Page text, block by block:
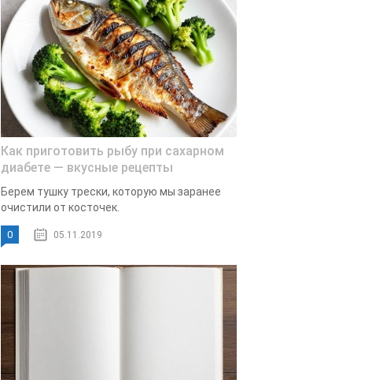
Как приготовить рыбу при сахарном
диабете — вкусные рецепты
Берем тушку трески, которую мы заранее
очистили от косточек.
0 05.11.2019